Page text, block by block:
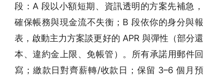
段：A 段以小額短期、資訊透明的方案先補急，
確保帳務與現金流不失衡；B 段依你的身分與報
表，啟動主力方案談更好的 APR 與彈性（部分還
本、違約金上限、免帳管）。所有承諾用郵件回
寫；繳款日對齊薪轉/收款日；保留 3–6 個月預